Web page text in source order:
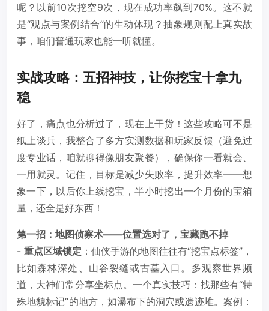
呢？以前10次挖空9次，现在成功率飙到70%。这不就
是“观点与案例结合”的生动体现？抽象规则配上真实故
事，咱们普通玩家也能一听就懂。
实战攻略：五招神技，让你挖宝十拿九
稳
好了，痛点也分析过了，现在上干货！这些攻略可不是
纸上谈兵，我整合了多方实测数据和玩家反馈（避免过
度专业话，咱就聊得像朋友聚餐），确保你一看就会、
一用就灵。记住，目标是减少失败率，提升效率——想
象一下，以后你上线挖宝，半小时挖出一个月份的宝箱
量，还全是好东西！
第一招：地图侦察术——位置选对了，宝藏跑不掉
- 重点区域锁定 ：仙侠手游的地图往往有“挖宝点标签”，
比如森林深处、山谷裂缝或古墓入口。多观察世界频
道，大神们常分享坐标点。一个真实技巧：找那些有“特
殊地貌标记”的地方，如瀑布下的洞穴或遗迹堆。案例：